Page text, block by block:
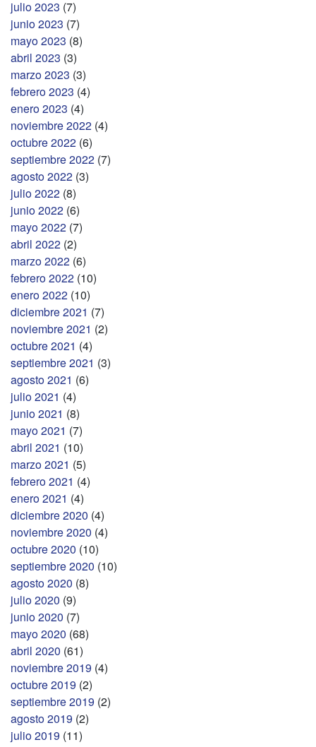
julio 2023 (7)
junio 2023 (7)
mayo 2023 (8)
abril 2023 (3)
marzo 2023 (3)
febrero 2023 (4)
enero 2023 (4)
noviembre 2022 (4)
octubre 2022 (6)
septiembre 2022 (7)
agosto 2022 (3)
julio 2022 (8)
junio 2022 (6)
mayo 2022 (7)
abril 2022 (2)
marzo 2022 (6)
febrero 2022 (10)
enero 2022 (10)
diciembre 2021 (7)
noviembre 2021 (2)
octubre 2021 (4)
septiembre 2021 (3)
agosto 2021 (6)
julio 2021 (4)
junio 2021 (8)
mayo 2021 (7)
abril 2021 (10)
marzo 2021 (5)
febrero 2021 (4)
enero 2021 (4)
diciembre 2020 (4)
noviembre 2020 (4)
octubre 2020 (10)
septiembre 2020 (10)
agosto 2020 (8)
julio 2020 (9)
junio 2020 (7)
mayo 2020 (68)
abril 2020 (61)
noviembre 2019 (4)
octubre 2019 (2)
septiembre 2019 (2)
agosto 2019 (2)
julio 2019 (11)